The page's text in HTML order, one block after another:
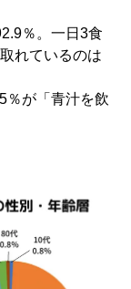
％。一日3食
れているのは
％が「青汁を飲